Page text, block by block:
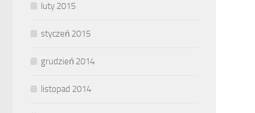
luty 2015
styczeń 2015
grudzień 2014
listopad 2014